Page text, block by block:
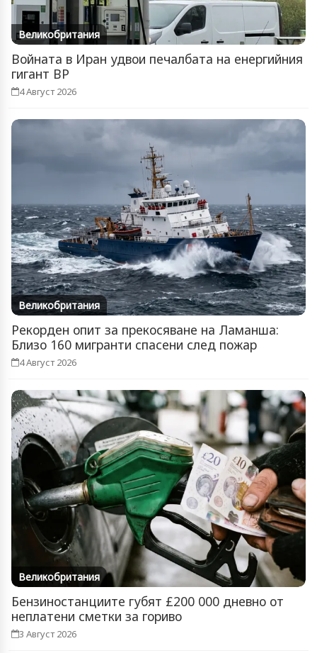
Великобритания
Войната в Иран удвои печалбата на енергийния
гигант BP
4 Август 2026
Великобритания
Рекорден опит за прекосяване на Ламанша:
Близо 160 мигранти спасени след пожар
4 Август 2026
Великобритания
Бензиностанциите губят £200 000 дневно от
неплатени сметки за гориво
3 Август 2026